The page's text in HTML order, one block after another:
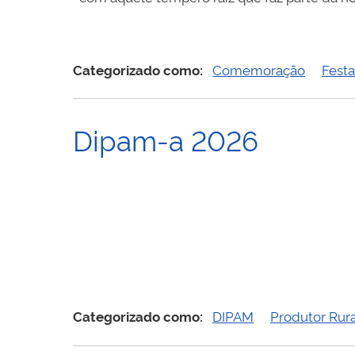
Categorizado como: Comemoração Festa
Dipam-a 2026
Categorizado como: DIPAM Produtor